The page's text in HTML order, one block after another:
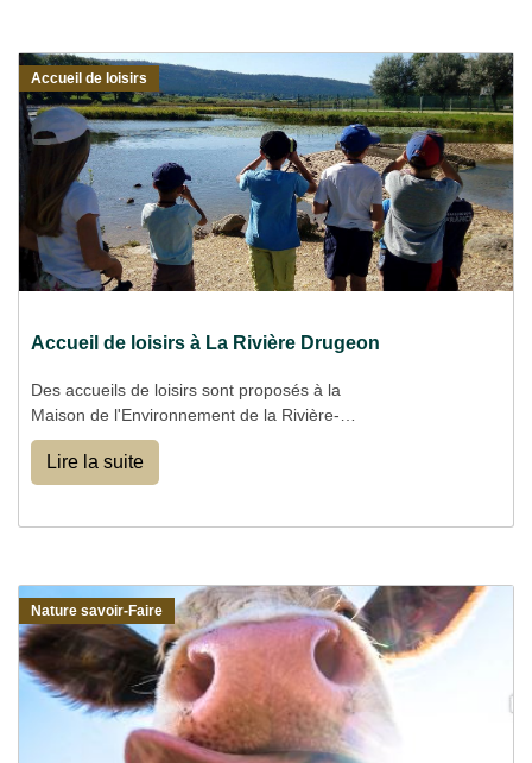
Accueil de loisirs à La Rivière Drugeon
Des accueils de loisirs sont proposés à la
Maison de l'Environnement de la Rivière-
Drugeon (CPIE) pendant les petites
et les grandes vacances pour les enfants de 6
à 12 ans.
Accueil de loisirs
Lire la suite
Nature savoir-Faire